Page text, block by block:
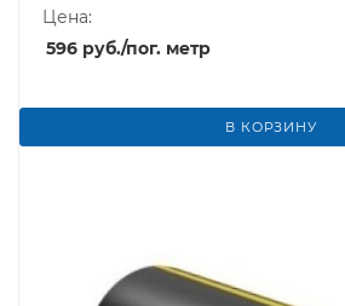
Цена:
596 руб./пог. метр
В КОРЗИНУ